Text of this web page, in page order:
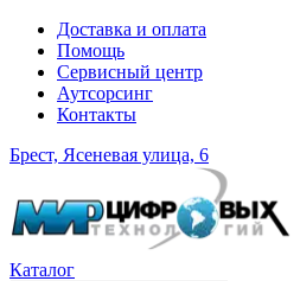
Доставка и оплата
Помощь
Сервисный центр
Аутсорсинг
Контакты
Брест, Ясеневая улица, 6
Каталог